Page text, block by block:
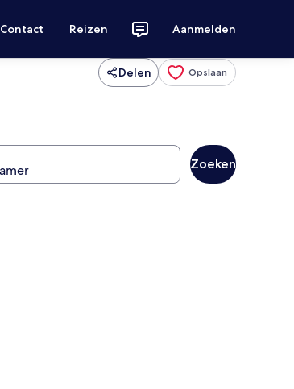
Contact Reizen Aanmelden
Delen Opslaan
Zoeken